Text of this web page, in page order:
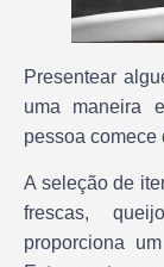
Presentear
uma maneira
pessoa comece
A seleção de
frescas,
proporciona